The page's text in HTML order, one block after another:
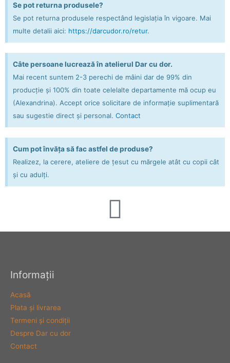
Se pot returna produsele?
Se pot returna produsele respectând legislația în vigoare. Mai
multe detalii aici: https://darcudor.ro/retur.
Câte persoane lucrează în atelierul Dar cu dor.
Mai recent suntem 2-3 perechi de mâini dar de 99% din
producție și 100% din toate celelalte departamente mă ocup eu
(Alexandrina). Accept orice solicitare de informație suplimentară
sau sugestie direct și personal. Contact
Cum pot învăța să fac astfel de produse?
Realizez, la cerere, ateliere de țesut cu mărgele atât cu copii cât
și cu adulți.
Informaţii
Acasă
Plata şi livrarea
Termeni şi condiţii
Despre Dar cu dor
Contact